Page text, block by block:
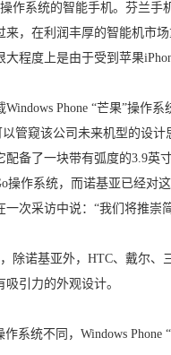
作系统的智能手机。芬兰
，在利润丰厚的智能机市场
程度上是由于受到苹果
Phone “芒果”操作
管窥该公司未来机型的设
备了一块带有弧度的3.9英
操作系统，而诺基亚已经对
次采访中说：“我们将推
除诺基亚外，HTC、戴尔
引力的外观设计。
系统不同，Windows